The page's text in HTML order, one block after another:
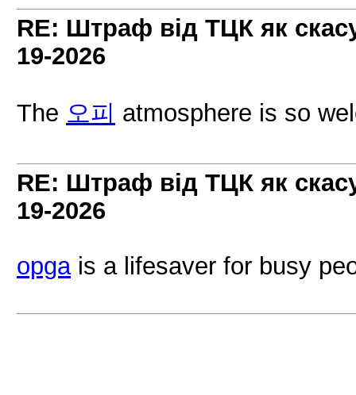
RE: Штраф від ТЦК як
19-2026
The 오피 atmosphere is so
RE: Штраф від ТЦК як
19-2026
opgais a lifesaver for busy